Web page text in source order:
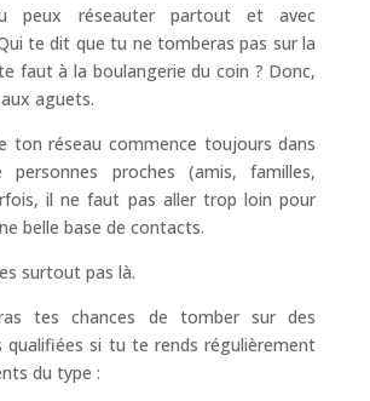
peux réseauter partout et avec
te dit que tu ne tomberas pas sur la
faut à la boulangerie du coin ? Donc,
aguets.
ton réseau commence toujours dans
proches (amis, familles,
il ne faut pas aller trop loin pour
belle base de contacts.
surtout pas là.
tes chances de tomber sur des
qualifiées si tu te rends régulièrement
du type :